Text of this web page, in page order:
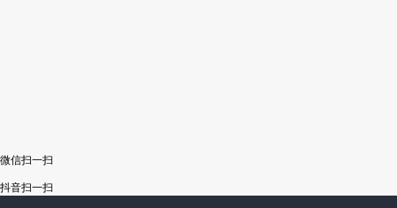
微信扫一扫
抖音扫一扫